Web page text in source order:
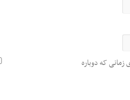
زمانی که دوباره